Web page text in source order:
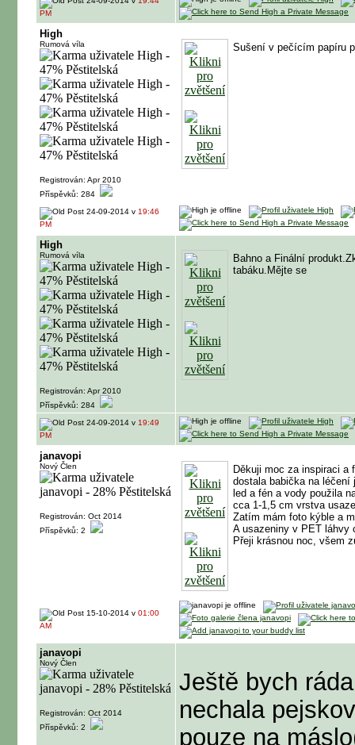
PM
High
Rumová víla
Registrován: Apr 2010
Příspěvků: 284
Sušení v pečícím papíru
24-09-2014 v 19:46
PM
High
Rumová víla
Registrován: Apr 2010
Příspěvků: 284
Bahno a Finální
tabáku.Mějte se
24-09-2014 v 19:49
PM
janavopi
Nový Člen
Registrován: Oct 2014
Příspěvků: 2
Děkuji moc za inspiraci a
dostala babička na
led a fén a vody použila
cca 1-1,5 cm vrstva
Zatím mám foto kýble a
A usazeniny v PET
Přeji krásnou noc, všem
15-10-2014 v 01:00
AM
janavopi
Nový Člen
Registrován: Oct 2014
Příspěvků: 2
Ještě bych
nechala
pouze na